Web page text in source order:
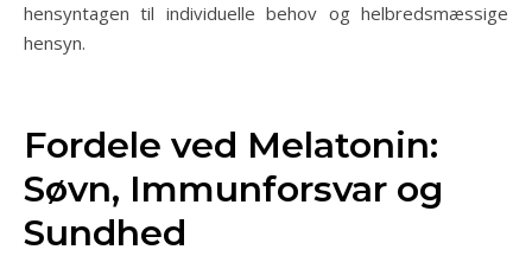
hensyntagen til individuelle behov og helbredsmæssige
hensyn.
Fordele ved Melatonin:
Søvn, Immunforsvar og
Sundhed